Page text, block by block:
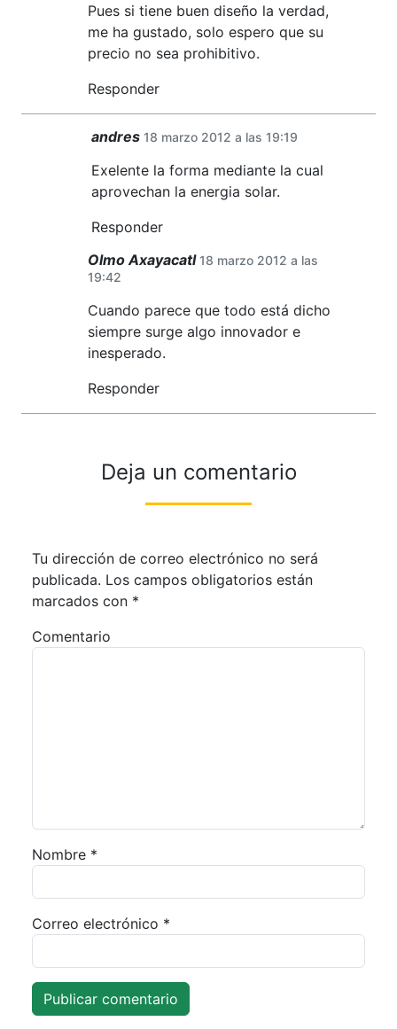
Pues si tiene buen diseño la verdad,
me ha gustado, solo espero que su
precio no sea prohibitivo.
Responder
andres 18 marzo 2012 a las 19:19
Exelente la forma mediante la cual
aprovechan la energia solar.
Responder
Olmo Axayacatl 18 marzo 2012 a las
19:42
Cuando parece que todo está dicho
siempre surge algo innovador e
inesperado.
Responder
Deja un comentario
Tu dirección de correo electrónico no será
publicada. Los campos obligatorios están
marcados con *
Comentario
Nombre *
Correo electrónico *